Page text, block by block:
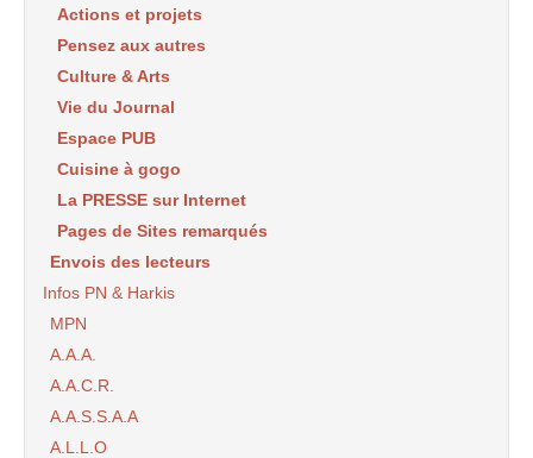
Actions et projets
Pensez aux autres
Culture & Arts
Vie du Journal
Espace PUB
Cuisine à gogo
La PRESSE sur Internet
Pages de Sites remarqués
Envois des lecteurs
Infos PN & Harkis
MPN
A.A.A.
A.A.C.R.
A.A.S.S.A.A
A.L.L.O